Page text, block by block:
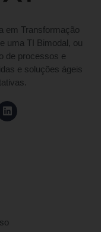
em Transformação
uma TI Bimodal, ou
de processos e
e soluções ágeis